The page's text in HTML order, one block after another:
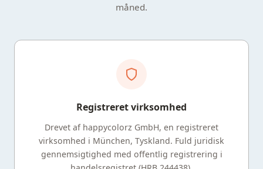
måned.
Registreret virksomhed
Drevet af happycolorz GmbH, en registreret
virksomhed i München, Tyskland. Fuld juridisk
gennemsigtighed med offentlig registrering i